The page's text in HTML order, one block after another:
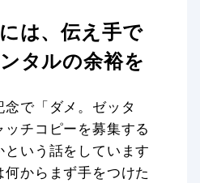
は、伝え手で
タルの余裕を
で「ダメ。ゼッタ
チコピーを募集する
いう話をしています
からまず手をつけた